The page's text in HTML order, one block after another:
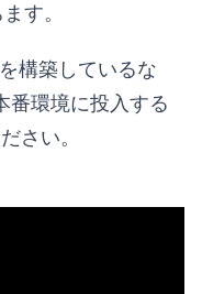
す。
構築しているな
番環境に投入する
さい。